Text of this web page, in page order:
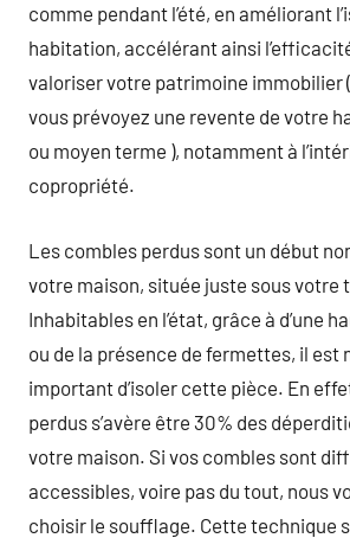
comme pendant l’été, en améliorant
habitation, accélérant ainsi
valoriser votre patrimoine immobilier
vous prévoyez une revente de votre
ou moyen terme ), notamment à
copropriété.
Les combles perdus sont un début
votre maison, située juste sous votre
Inhabitables en l’état, grâce à d’une
ou de la présence de fermettes, il est
important d’isoler cette pièce. En
perdus s’avère être 30% des
votre maison. Si vos combles sont
accessibles, voire pas du tout, nous
choisir le soufflage. Cette technique